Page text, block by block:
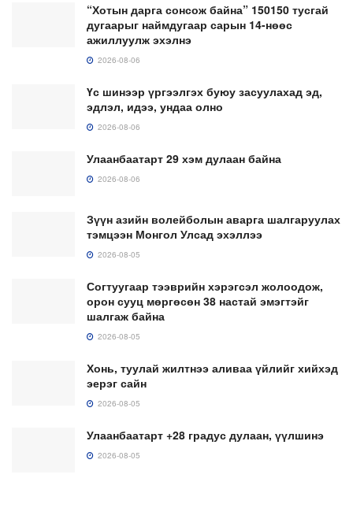
“Хотын дарга сонсож байна” 150150 тусгай
дугаарыг наймдугаар сарын 14-нөөс
ажиллуулж эхэлнэ
2026-08-06
Үс шинээр үргээлгэх буюу засуулахад эд,
эдлэл, идээ, ундаа олно
2026-08-06
Улаанбаатарт 29 хэм дулаан байна
2026-08-06
Зүүн азийн волейболын аварга шалгаруулах
тэмцээн Монгол Улсад эхэллээ
2026-08-05
Согтуугаар тээврийн хэрэгсэл жолоодож,
орон сууц мөргөсөн 38 настай эмэгтэйг
шалгаж байна
2026-08-05
Хонь, туулай жилтнээ аливаа үйлийг хийхэд
эерэг сайн
2026-08-05
Улаанбаатарт +28 градус дулаан, үүлшинэ
2026-08-05